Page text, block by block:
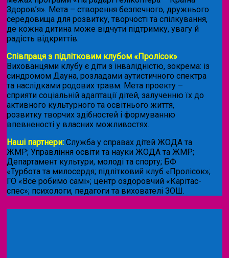
Здоров’я». Мета – створення безпечного, дружнього
середовища для розвитку, творчості та спілкування,
де кожна дитина може відчути підтримку, увагу й
радість відкриттів.
Співпраця з підлітковим клубом «Пролісок».
Вихованцями клубу є діти з інвалідністю, зокрема: із
синдромом Дауна, розладами аутистичного спектра
та наслідками родових травм. Мета проекту –
сприяти соціальній адаптації дітей, залученню їх до
активного культурного та освітнього життя,
розвитку творчих здібностей і формуванню
впевненості у власних можливостях.
Наші партнери: Служба у справах дітей ЖОДА та
ЖМР; Управління освіти та науки ЖОДА та ЖМР;
Департамент культури, молоді та спорту; БФ
«Турбота та милосердя; підлітковий клуб «Пролісок»;
ГО «Все робимо самі»; центр оздоровчий «Карітас-
спес»; психологи, педагоги та вихователі ЗОШ.